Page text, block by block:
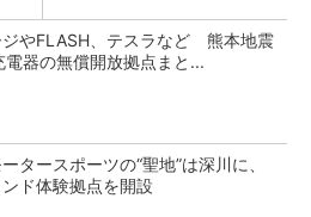
ジやFLASH、テスラなど 熊本地震
電器の無償開放拠点まと...
タースポーツの“聖地”は深川に、
ド体験拠点を開設